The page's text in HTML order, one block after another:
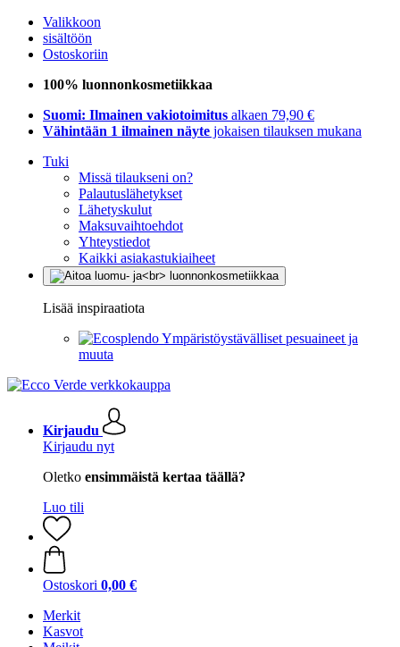
Valikkoon
sisältöön
Ostoskoriin
100% luonnonkosmetiikkaa
Suomi: Ilmainen vakiotoimitus alkaen 79,90 €
Vähintään 1 ilmainen näyte jokaisen tilauksen mukana
Tuki
Missä tilaukseni on?
Palautuslähetykset
Lähetyskulut
Maksuvaihtoehdot
Yhteystiedot
Kaikki asiakastukiaiheet
Lisää inspiraatiota
Ympäristöystävälliset pesuaineet ja
muuta
Kirjaudu
Kirjaudu nyt
Oletko ensimmäistä kertaa täällä?
Luo tili
Ostoskori 0,00 €
Merkit
Kasvot